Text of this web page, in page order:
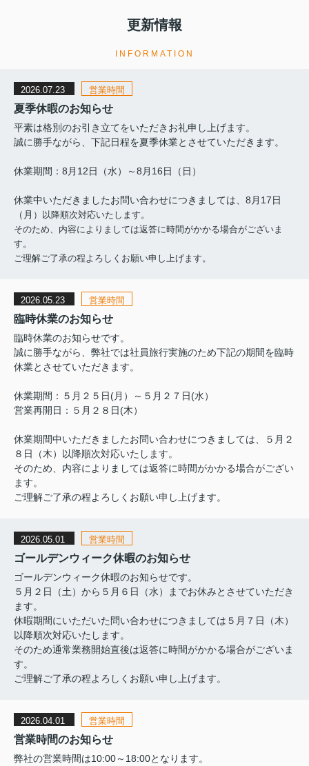
更新情報
INFORMATION
2026.07.23 営業時間
夏季休暇のお知らせ
平素は格別のお引き立てをいただきお礼申し上げます。
誠に勝手ながら、下記日程を夏季休業とさせていただきます。
休業期間：8月12日（水）～8月16日（日）
休業中いただきましたお問い合わせにつきましては、8月17日
（月 ）以降順次対応いたします。
そのため、内容によりましては返答に時間がかかる場合がございま
す。
ご理解ご了承の程よろしくお願い申し上げます。
2026.05.23 営業時間
臨時休業のお知らせ
臨時休業のお知らせです。
誠に勝手ながら、弊社では社員旅行実施のため下記の期間を臨時
休業とさせていただきます。
休業期間：５月２５日(月）～５月２７日(水）
営業再開日：５月２８日(木）
休業期間中いただきましたお問い合わせにつきましては、５月２
８日（木）以降順次対応いたします。
そのため、内容によりましては返答に時間がかかる場合がござい
ます。
ご理解ご了承の程よろしくお願い申し上げます。
2026.05.01 営業時間
ゴールデンウィーク休暇のお知らせ
ゴールデンウィーク休暇のお知らせです。
５月２日（土）から５月６日（水）までお休みとさせていただき
ます。
休暇期間にいただいた問い合わせにつきましては５月７日（木）
以降順次対応いたします。
そのため通常業務開始直後は返答に時間がかかる場合がございま
す。
ご理解ご了承の程よろしくお願い申し上げます。
2026.04.01 営業時間
営業時間のお知らせ
弊社の営業時間は10:00～18:00となります。